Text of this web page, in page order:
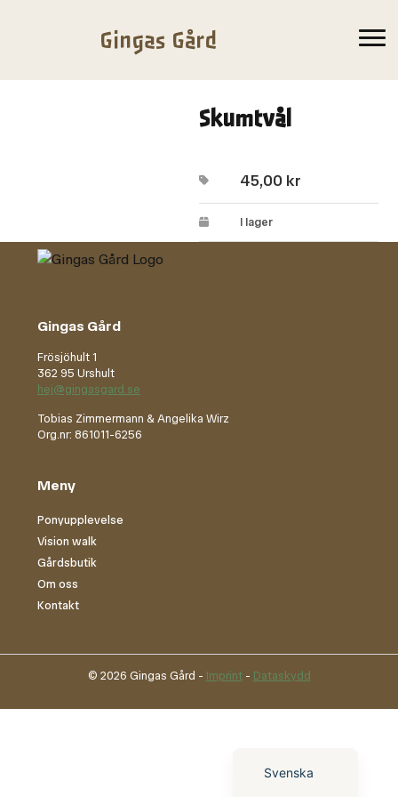
Gingas Gård
Skumtvål
45,00 kr
I lager
Gingas Gård
Frösjöhult 1
362 95 Urshult
hej@gingasgard.se
Tobias Zimmermann & Angelika Wirz
Org.nr: 861011-6256
Meny
Ponyupplevelse
Vision walk
Gårdsbutik
Om oss
Kontakt
© 2026 Gingas Gård - Imprint- Dataskydd
Svenska
English (UK)